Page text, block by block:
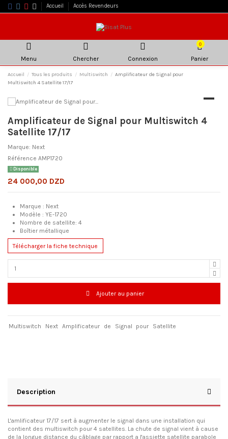
Accueil Accès Revendeurs
Menu Chercher Connexion
0
Panier
Accueil Tous les produits Multiswitch
Amplificateur de Signal pour
Multiswitch 4 Satellite 17/17
Amplificateur de Signal pour Multiswitch 4
Satellite 17/17
Marque: Next
Référence AMP1720
Disponible
24 000,00 DZD
Marque : Next
Modèle : YE-1720
Nombre de satellite: 4
Boîtier métallique
Télécharger la fiche technique
Ajouter au panier
Multiswitch Next Amplificateur de Signal pour Satellite
Description
L'amlificateur 17/17 sert à augmenter le signal dans une installation qui
contient des multiswitch pour 4 satellites. La chute de signal vient à cause
de la longue distance du câblage par rapport a l'assiette satellite parabole